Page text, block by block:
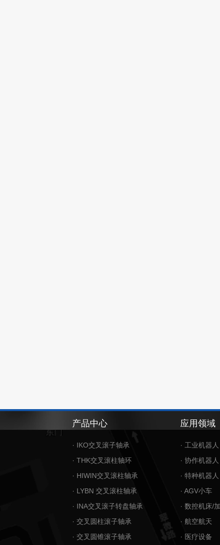
产品中心
· IKO交叉滚子轴承
· THK交叉滚柱轴环
· HIWIN交叉滚柱轴承
· LYBN 交叉滚柱轴承
· INA交叉滚子转盘轴承
· 交叉圆柱滚子轴承
· 交叉圆锥滚子轴承
应用领域
· 工业机器人
· 协作机器人
· 特种机器人
· AGV小车
· 数控机床/
· 航空航天
· 医疗设备